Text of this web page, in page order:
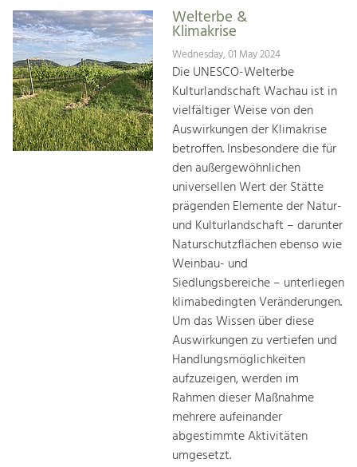
Increase in Regional Value Added.Welterbe &
Klimakrise
Wednesday, 01 May 2024
Die UNESCO-Welterbe
Kulturlandschaft Wachau ist in
vielfältiger Weise von den
Auswirkungen der Klimakrise
betroffen. Insbesondere die für
den außergewöhnlichen
universellen Wert der Stätte
prägenden Elemente der Natur-
und Kulturlandschaft – darunter
Naturschutzflächen ebenso wie
Weinbau- und
Siedlungsbereiche – unterliegen
klimabedingten Veränderungen.
Um das Wissen über diese
Auswirkungen zu vertiefen und
Handlungsmöglichkeiten
aufzuzeigen, werden im
Rahmen dieser Maßnahme
mehrere aufeinander
abgestimmte Aktivitäten
umgesetzt.